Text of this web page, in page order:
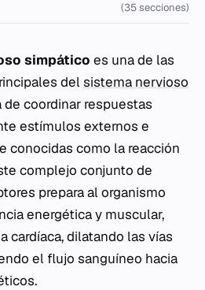
(35 secciones)
simpático es una de las
delsistema nervioso
de coordinar respuestas
estímulos externos e
conocidas como la reacción
complejo conjunto de
prepara al organismo
energética y muscular,
cardíaca, dilatando las vías
el flujo sanguíneo hacia